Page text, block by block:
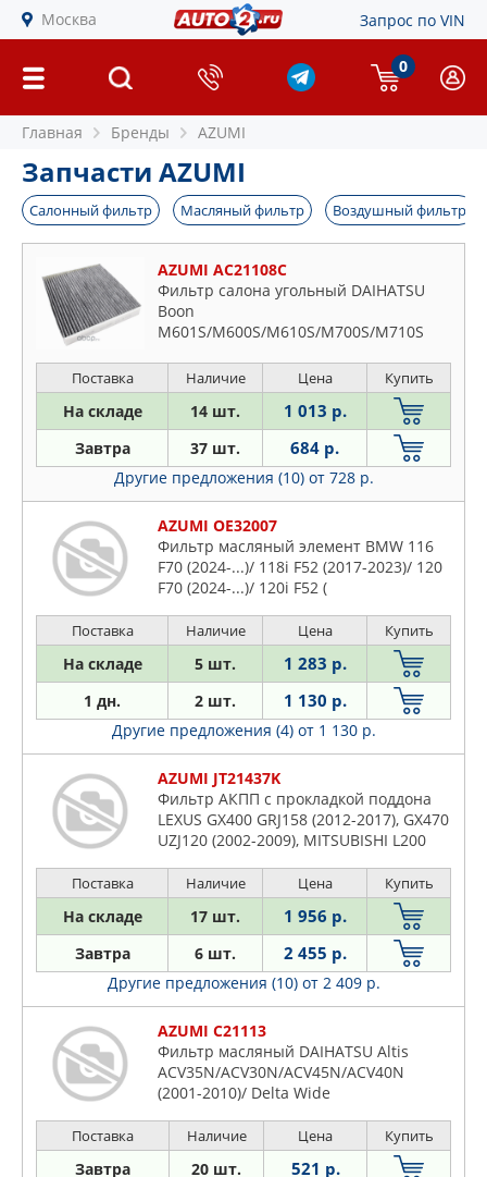
Москва Запрос по VIN
0
Главная Бренды AZUMI
Запчасти AZUMI
Салонный фильтр Масляный фильтр Воздушный фильтр
AZUMI AC21108C
Фильтр салона угольный DAIHATSU
Boon
M601S/M600S/M610S/M700S/M710S
2012)/ Materia M402S (2006-2009)/
Mebius ZVW41N (2013-2021)/ Rocky
A200A/A250A/A202S/A201S (2019-...)/
Thor M900S/M910S (2016-...)/JAGUAR F-
Pace X76
Поставка Наличие Цена Купить
На складе 14 шт. 1 013 р.
Завтра 37 шт. 684 р.
Другие предложения (10) от 728 р.
AZUMI OE32007
Фильтр масляный элемент BMW 116
F70 (2024-...)/ 118i F52 (2017-2023)/ 120
F70 (2024-...)/ 120i F52 (
Поставка Наличие Цена Купить
На складе 5 шт. 1 283 р.
1 дн. 2 шт. 1 130 р.
Другие предложения (4) от 1 130 р.
AZUMI JT21437K
Фильтр АКПП с прокладкой поддона
LEXUS GX400 GRJ158 (2012-2017), GX470
UZJ120 (2002-2009), MITSUBISHI L200
V98W (2006-...), Pajero, Montero Sport
KR3W (2015-...), Pajero Sport KS3W
(2015-...), Triton KK3T (2015-.
Поставка Наличие Цена Купить
На складе 17 шт. 1 956 р.
Завтра 6 шт. 2 455 р.
Другие предложения (10) от 2 409 р.
AZUMI C21113
Фильтр масляный DAIHATSU Altis
ACV35N/ACV30N/ACV45N/ACV40N
(2001-2010)/ Delta Wide
Sedici 189 (2006-...)/GEELY Atlas I NL3
(2018-...)/ Emgrand GT KC-1 (2017-2019)/
Поставка Наличие Цена Купить
Завтра 20 шт. 521 р.